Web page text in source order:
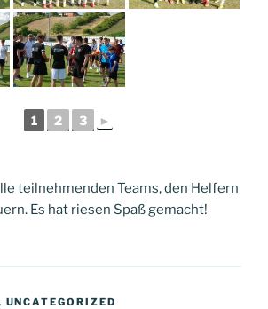
1 2 3 ►
teilnehmenden Teams, den Helfern
Es hat riesen Spaß gemacht!
UNCATEGORIZED